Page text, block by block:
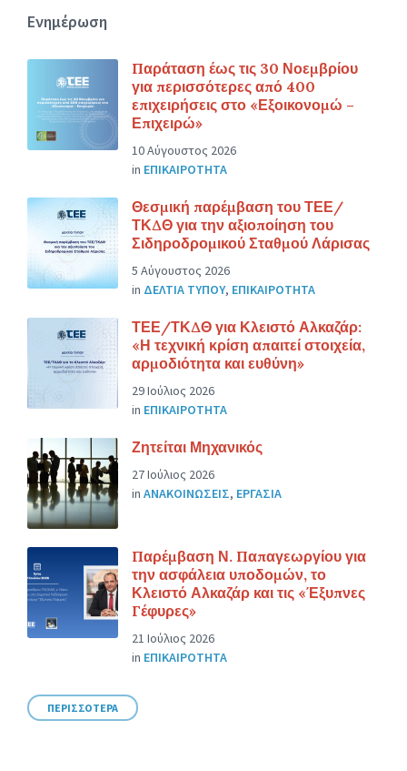
Ενημέρωση
Παράταση έως τις 30 Νοεμβρίου
για περισσότερες από 400
επιχειρήσεις στο «Εξοικονομώ –
Επιχειρώ»
10 Αύγουστος 2026
in ΕΠΙΚΑΙΡΟΤΗΤΑ
Θεσμική παρέμβαση του ΤΕΕ/
ΤΚΔΘ για την αξιοποίηση του
Σιδηροδρομικού Σταθμού Λάρισας
5 Αύγουστος 2026
in ΔΕΛΤΙΑ ΤΥΠΟΥ, ΕΠΙΚΑΙΡΟΤΗΤΑ
ΤΕΕ/ΤΚΔΘ για Κλειστό Αλκαζάρ:
«Η τεχνική κρίση απαιτεί στοιχεία,
αρμοδιότητα και ευθύνη»
29 Ιούλιος 2026
in ΕΠΙΚΑΙΡΟΤΗΤΑ
Ζητείται Μηχανικός
27 Ιούλιος 2026
in ΑΝΑΚΟΙΝΩΣΕΙΣ, ΕΡΓΑΣΙΑ
Παρέμβαση Ν. Παπαγεωργίου για
την ασφάλεια υποδομών, το
Κλειστό Αλκαζάρ και τις «Έξυπνες
Γέφυρες»
21 Ιούλιος 2026
in ΕΠΙΚΑΙΡΟΤΗΤΑ
ΠΕΡΙΣΣΟΤΕΡΑ